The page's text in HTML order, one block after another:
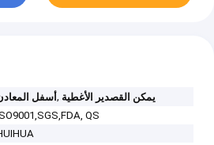
أسفل, يمكن القصدير الأغطية
QS